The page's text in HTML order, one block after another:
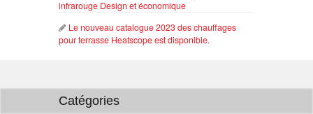
infrarouge Design et économique
Le nouveau catalogue 2023 des chauffages
pour terrasse Heatscope est disponible.
Catégories